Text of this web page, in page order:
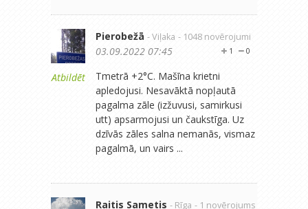
Atbildēt
Pierobežā - Viļaka - 1048 novērojumi
0
1
03.09.2022 07:45
Tmetrā +2°C. Mašīna krietni
apledojusi. Nesavāktā nopļautā
pagalma zāle (izžuvusi, samirkusi
utt) apsarmojusi un čaukstīga. Uz
dzīvās zāles salna nemanās, vismaz
pagalmā, un vairs ...
Raitis Sametis - Rīga - 1 novērojums